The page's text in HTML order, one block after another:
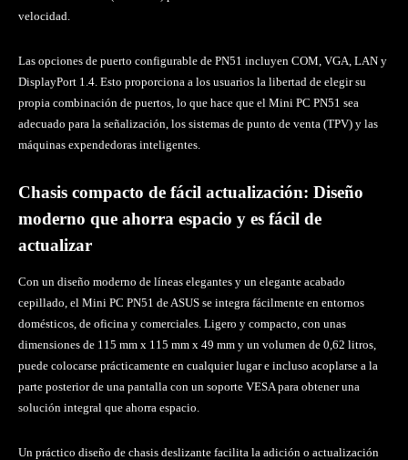
velocidad.
Las opciones de puerto configurable de PN51 incluyen COM, VGA, LAN y
DisplayPort 1.4. Esto proporciona a los usuarios la libertad de elegir su
propia combinación de puertos, lo que hace que el Mini PC PN51 sea
adecuado para la señalización, los sistemas de punto de venta (TPV) y las
máquinas expendedoras inteligentes.
Chasis compacto de fácil actualización: Diseño
moderno que ahorra espacio y es fácil de
actualizar
Con un diseño moderno de líneas elegantes y un elegante acabado
cepillado, el Mini PC PN51 de ASUS se integra fácilmente en entornos
domésticos, de oficina y comerciales. Ligero y compacto, con unas
dimensiones de 115 mm x 115 mm x 49 mm y un volumen de 0,62 litros,
puede colocarse prácticamente en cualquier lugar e incluso acoplarse a la
parte posterior de una pantalla con un soporte VESA para obtener una
solución integral que ahorra espacio.
Un práctico diseño de chasis deslizante facilita la adición o actualización